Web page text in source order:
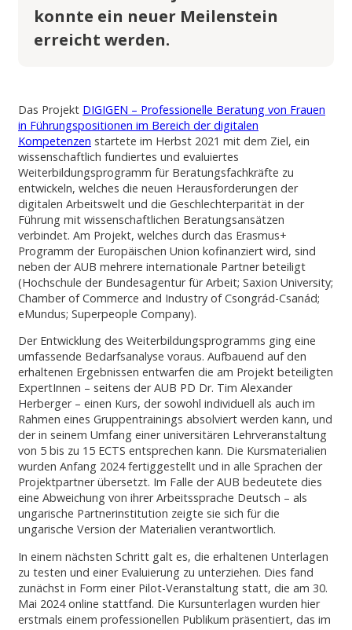
konnte ein neuer Meilenstein
erreicht werden.
Das Projekt DIGIGEN – Professionelle Beratung von Frauen
in Führungspositionen im Bereich der digitalen
Kompetenzen startete im Herbst 2021 mit dem Ziel, ein
wissenschaftlich fundiertes und evaluiertes
Weiterbildungsprogramm für Beratungsfachkräfte zu
entwickeln, welches die neuen Herausforderungen der
digitalen Arbeitswelt und die Geschlechterparität in der
Führung mit wissenschaftlichen Beratungsansätzen
verbindet. Am Projekt, welches durch das Erasmus+
Programm der Europäischen Union kofinanziert wird, sind
neben der AUB mehrere internationale Partner beteiligt
(Hochschule der Bundesagentur für Arbeit; Saxion University;
Chamber of Commerce and Industry of Csongrád-Csanád;
eMundus; Superpeople Company).
Der Entwicklung des Weiterbildungsprogramms ging eine
umfassende Bedarfsanalyse voraus. Aufbauend auf den
erhaltenen Ergebnissen entwarfen die am Projekt beteiligten
ExpertInnen – seitens der AUB PD Dr. Tim Alexander
Herberger – einen Kurs, der sowohl individuell als auch im
Rahmen eines Gruppentrainings absolviert werden kann, und
der in seinem Umfang einer universitären Lehrveranstaltung
von 5 bis zu 15 ECTS entsprechen kann. Die Kursmaterialien
wurden Anfang 2024 fertiggestellt und in alle Sprachen der
Projektpartner übersetzt. Im Falle der AUB bedeutete dies
eine Abweichung von ihrer Arbeitssprache Deutsch – als
ungarische Partnerinstitution zeigte sie sich für die
ungarische Version der Materialien verantwortlich.
In einem nächsten Schritt galt es, die erhaltenen Unterlagen
zu testen und einer Evaluierung zu unterziehen. Dies fand
zunächst in Form einer Pilot-Veranstaltung statt, die am 30.
Mai 2024 online stattfand. Die Kursunterlagen wurden hier
erstmals einem professionellen Publikum präsentiert, das im